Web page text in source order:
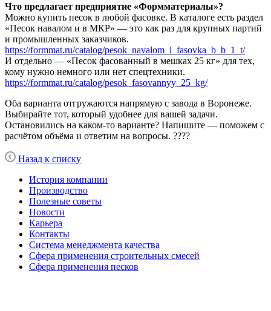
Что предлагает предприятие «Формматериалы»?
Можно купить песок в любой фасовке. В каталоге есть раздел
«Песок навалом и в МКР» — это как раз для крупных партий
и промышленных заказчиков.
https://formmat.ru/catalog/pesok_navalom_i_fasovka_b_b_1_t/
И отдельно — «Песок фасованный в мешках 25 кг» для тех,
кому нужно немного или нет спецтехники.
https://formmat.ru/catalog/pesok_fasovannyy_25_kg/
Оба варианта отгружаются напрямую с завода в Воронеже.
Выбирайте тот, который удобнее для вашей задачи.
Остановились на каком-то варианте? Напишите — поможем с
расчётом объёма и ответим на вопросы. ????
Назад к списку
История компании
Производство
Полезные советы
Новости
Карьера
Контакты
Система менеджмента качества
Сфера применения строительных смесей
Сфера применения песков